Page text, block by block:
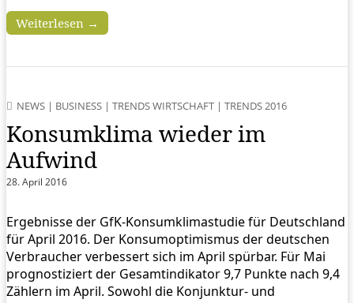
Weiterlesen →
NEWS | BUSINESS | TRENDS WIRTSCHAFT | TRENDS 2016
Konsumklima wieder im
Aufwind
28. April 2016
Ergebnisse der GfK-Konsumklimastudie für Deutschland
für April 2016. Der Konsumoptimismus der deutschen
Verbraucher verbessert sich im April spürbar. Für Mai
prognostiziert der Gesamtindikator 9,7 Punkte nach 9,4
Zählern im April. Sowohl die Konjunktur- und